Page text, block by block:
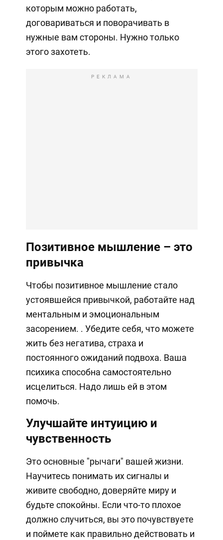
которым можно работать,
договариваться и поворачивать в
нужные вам стороны. Нужно только
этого захотеть.
РЕКЛАМА
Позитивное мышление – это
привычка
Чтобы позитивное мышление стало
устоявшейся привычкой, работайте над
ментальным и эмоциональным
засорением. . Убедите себя, что можете
жить без негатива, страха и
постоянного ожиданий подвоха. Ваша
психика способна самостоятельно
исцелиться. Надо лишь ей в этом
помочь.
Улучшайте интуицию и
чувственность
Это основные "рычаги" вашей жизни.
Научитесь понимать их сигналы и
живите свободно, доверяйте миру и
будьте спокойны. Если что-то плохое
должно случиться, вы это почувствуете
и поймете как правильно действовать и